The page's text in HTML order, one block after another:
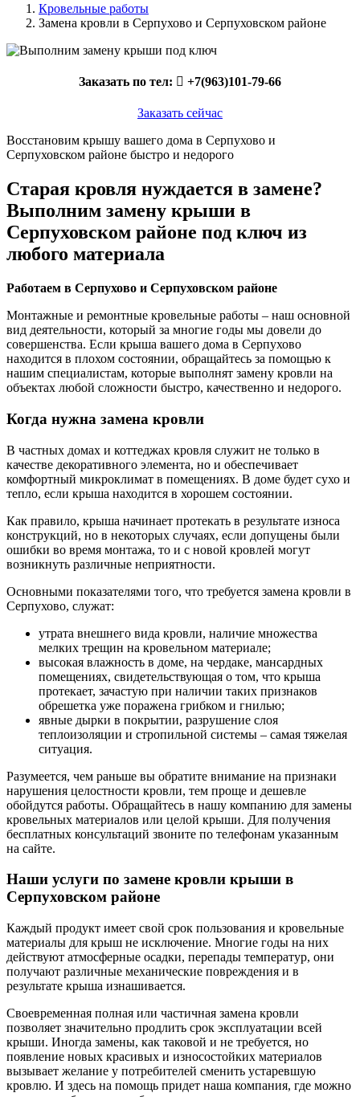
Кровельные работы
Замена кровли в Серпухово и Серпуховском районе
Заказать по тел: +7(963)101-79-66
Заказать сейчас
Восстановим крышу вашего дома в Серпухово и
Серпуховском районе быстро и недорого
Старая кровля нуждается в замене?
Выполним замену крыши в
Серпуховском районе под ключ из
любого материала
Работаем в Серпухово и Серпуховском районе
Монтажные и ремонтные кровельные работы – наш основной
вид деятельности, который за многие годы мы довели до
совершенства. Если крыша вашего дома в Серпухово
находится в плохом состоянии, обращайтесь за помощью к
нашим специалистам, которые выполнят замену кровли на
объектах любой сложности быстро, качественно и недорого.
Когда нужна замена кровли
В частных домах и коттеджах кровля служит не только в
качестве декоративного элемента, но и обеспечивает
комфортный микроклимат в помещениях. В доме будет сухо и
тепло, если крыша находится в хорошем состоянии.
Как правило, крыша начинает протекать в результате износа
конструкций, но в некоторых случаях, если допущены были
ошибки во время монтажа, то и с новой кровлей могут
возникнуть различные неприятности.
Основными показателями того, что требуется замена кровли в
Серпухово, служат:
утрата внешнего вида кровли, наличие множества
мелких трещин на кровельном материале;
высокая влажность в доме, на чердаке, мансардных
помещениях, свидетельствующая о том, что крыша
протекает, зачастую при наличии таких признаков
обрешетка уже поражена грибком и гнилью;
явные дырки в покрытии, разрушение слоя
теплоизоляции и стропильной системы – самая тяжелая
ситуация.
Разумеется, чем раньше вы обратите внимание на признаки
нарушения целостности кровли, тем проще и дешевле
обойдутся работы. Обращайтесь в нашу компанию для замены
кровельных материалов или целой крыши. Для получения
бесплатных консультаций звоните по телефонам указанным
на сайте.
Наши услуги по замене кровли крыши в
Серпуховском районе
Каждый продукт имеет свой срок пользования и кровельные
материалы для крыш не исключение. Многие годы на них
действуют атмосферные осадки, перепады температур, они
получают различные механические повреждения и в
результате крыша изнашивается.
Своевременная полная или частичная замена кровли
позволяет значительно продлить срок эксплуатации всей
крыши. Иногда замены, как таковой и не требуется, но
появление новых красивых и износостойких материалов
вызывает желание у потребителей сменить устаревшую
кровлю. И здесь на помощь придет наша компания, где можно